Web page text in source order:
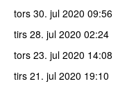
tors 30. jul 2020 09:56
tirs 28. jul 2020 02:24
tors 23. jul 2020 14:08
tirs 21. jul 2020 19:10